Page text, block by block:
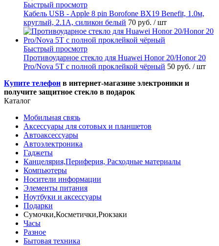
Быстрый просмотр
Кабель USB - Apple 8 pin Borofone BX19 Benefit, 1.0м,
круглый, 2.1A, силикон белый 70 руб. / шт
Быстрый просмотр
Противоударное стекло для Huawei Honor 20/Honor 20
Pro/Nova 5T с полной проклейкой чёрный 50 руб. / шт
Купите телефон в интернет-магазине электроники и
получите защитное стекло в подарок
Каталог
Мобильная связь
Аксессуары для сотовых и планшетов
Автоаксессуары
Автоэлектроника
Гаджеты
Канцелярия,Периферия, Расходные материалы
Компьютеры
Носители информации
Элементы питания
Ноутбуки и аксессуары
Подарки
Сумочки,Косметички,Рюкзаки
Часы
Разное
Бытовая техника